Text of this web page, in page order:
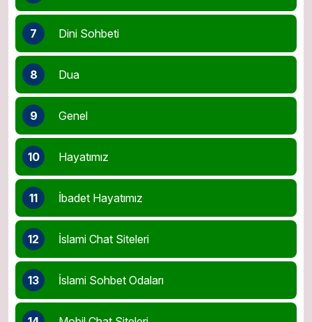
7 Dini Sohbeti
8 Dua
9 Genel
10 Hayatımız
11 İbadet Hayatımız
12 İslami Chat Siteleri
13 İslami Sohbet Odaları